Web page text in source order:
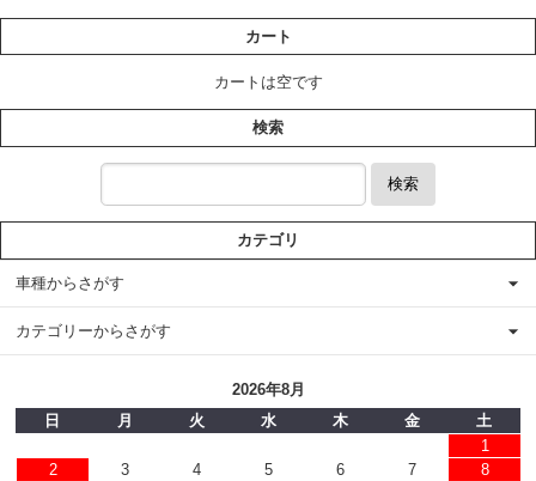
カート
カートは空です
検索
検索
カテゴリ
車種からさがす
カテゴリーからさがす
2026年8月
日
月 火 水 木 金
土
1
2
3 4 5 6 7
8